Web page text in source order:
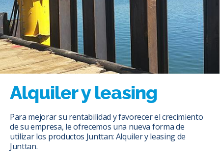
Alquiler y leasing
Para mejorar su rentabilidad y favorecer el crecimiento
de su empresa, le ofrecemos una nueva forma de
utilizar los productos Junttan: Alquiler y leasing de
Junttan.